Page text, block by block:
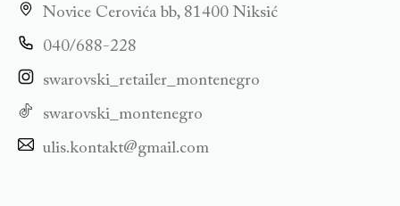
Novice Cerovića bb, 81400 Niksić
040/688-228
swarovski_retailer_montenegro
swarovski_montenegro
ulis.kontakt@gmail.com